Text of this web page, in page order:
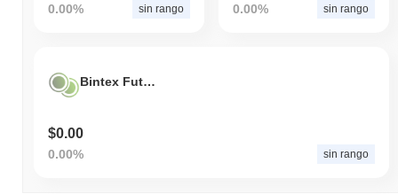
0.00% sin rango 0.00% sin rango
Bintex Futures
$0.00
0.00% sin rango